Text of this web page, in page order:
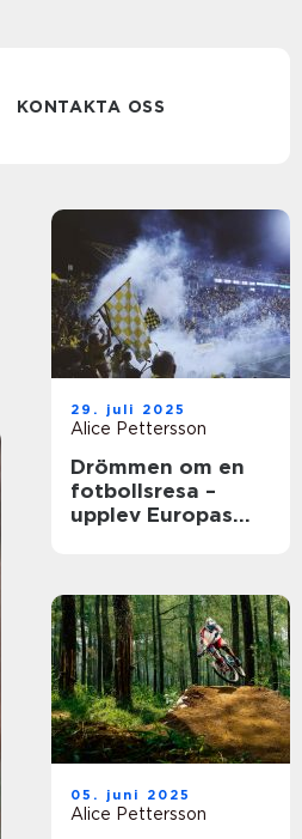
KONTAKTA OSS
29. juli 2025
Alice Pettersson
Drömmen om en
fotbollsresa –
upplev Europas
05. juni 2025
Alice Pettersson